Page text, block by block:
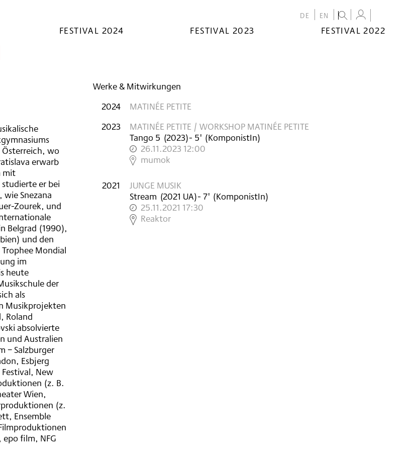
DE EN
FESTIVAL 2024 FESTIVAL 2023 FESTIVAL 2022
Österreich, wo
erwarb
mit
er bei
Snezana
Zourek, und
Belgrad (1990),
und den
Mondial
im
heute
der
als
Musikprojekten
Roland
absolvierte
und Australien
− Salzburger
Esbjerg
New
(z. B.
Wien,
(z.
Ensemble
epo film, NFG
Werke & Mitwirkungen
2024
MATINÉE PETITE
2023
MATINÉE PETITE / WORKSHOP MATINÉE PETITE
Tango 5 (2023)- 5' (KomponistIn)
26.11.2023 12:00
,
mumok
2021
JUNGE MUSIK
Stream (2021 UA)- 7' (KomponistIn)
25.11.2021 17:30
,
Reaktor